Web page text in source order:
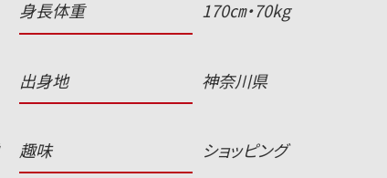
身長体重 170㎝・70kg
出身地 神奈川県
趣味 ショッピング